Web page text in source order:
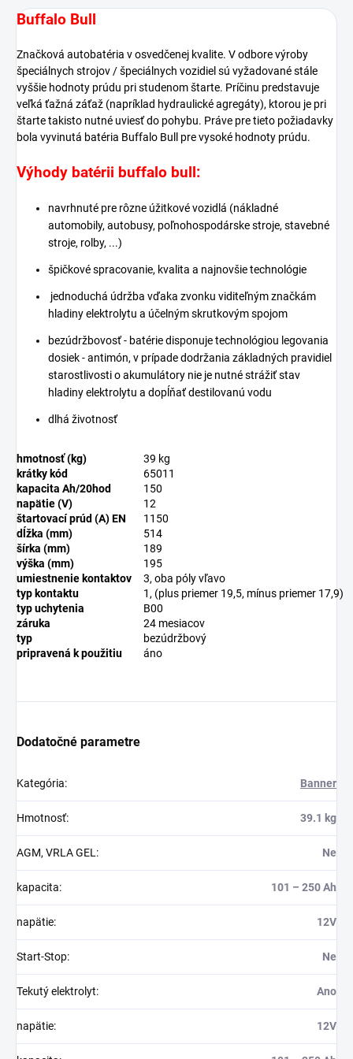
Buffalo Bull
Značková autobatéria v osvedčenej kvalite. V odbore výroby
špeciálnych strojov / špeciálnych vozidiel sú vyžadované stále
vyššie hodnoty prúdu pri studenom štarte. Príčinu predstavuje
veľká ťažná záťaž (napríklad hydraulické agregáty), ktorou je pri
štarte takisto nutné uviesť do pohybu. Práve pre tieto požiadavky
bola vyvinutá batéria Buffalo Bull pre vysoké hodnoty prúdu.
Výhody batérii buffalo bull:
navrhnuté pre rôzne úžitkové vozidlá (nákladné
automobily, autobusy, poľnohospodárske stroje, stavebné
stroje, rolby, ...)
špičkové spracovanie, kvalita a najnovšie technológie
jednoduchá údržba vďaka zvonku viditeľným značkám
hladiny elektrolytu a účelným skrutkovým spojom
bezúdržbovosť - batérie disponuje technológiou legovania
dosiek - antimón, v prípade dodržania základných pravidiel
starostlivosti o akumulátory nie je nutné strážiť stav
hladiny elektrolytu a dopĺňať destilovanú vodu
dlhá životnosť
hmotnosť (kg)
39 kg
krátky kód
65011
kapacita Ah/20hod
150
napätie (V)
12
štartovací prúd (A) EN
1150
dĺžka (mm)
514
šírka (mm)
189
výška (mm)
195
umiestnenie kontaktov
3, oba póly vľavo
typ kontaktu
1, (plus priemer 19,5, mínus priemer 17,9)
typ uchytenia
B00
záruka
24 mesiacov
typ
bezúdržbový
pripravená k použitiu
áno
Dodatočné parametre
Kategória: Banner
Hmotnosť: 39.1 kg
AGM, VRLA GEL : Ne
kapacita: 101 – 250 Ah
napätie: 12V
Start-Stop: Ne
Tekutý elektrolyt: Ano
napätie: 12V